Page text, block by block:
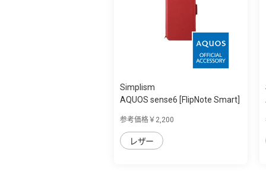
Simplism
AQUOS sense6 [FlipNote Smart]
参考価格￥2,200
レザー